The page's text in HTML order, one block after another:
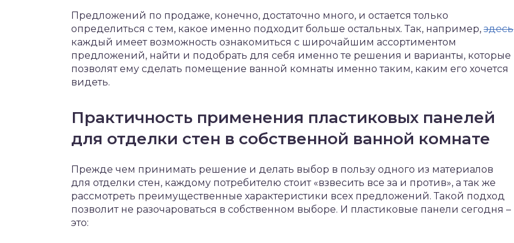
Предложений по продаже, конечно, достаточно много, и остается только
определиться с тем, какое именно подходит больше остальных. Так, например, здесь
каждый имеет возможность ознакомиться с широчайшим ассортиментом
предложений, найти и подобрать для себя именно те решения и варианты, которые
позволят ему сделать помещение ванной комнаты именно таким, каким его хочется
видеть.
Практичность применения пластиковых панелей
для отделки стен в собственной ванной комнате
Прежде чем принимать решение и делать выбор в пользу одного из материалов
для отделки стен, каждому потребителю стоит «взвесить все за и против», а так же
рассмотреть преимущественные характеристики всех предложений. Такой подход
позволит не разочароваться в собственном выборе. И пластиковые панели сегодня –
это: